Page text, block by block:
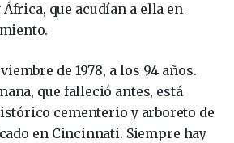
África, que acudían a ella en
de 1978, a los 94 años.
que falleció antes, está
cementerio y arboreto de
en Cincinnati. Siempre hay